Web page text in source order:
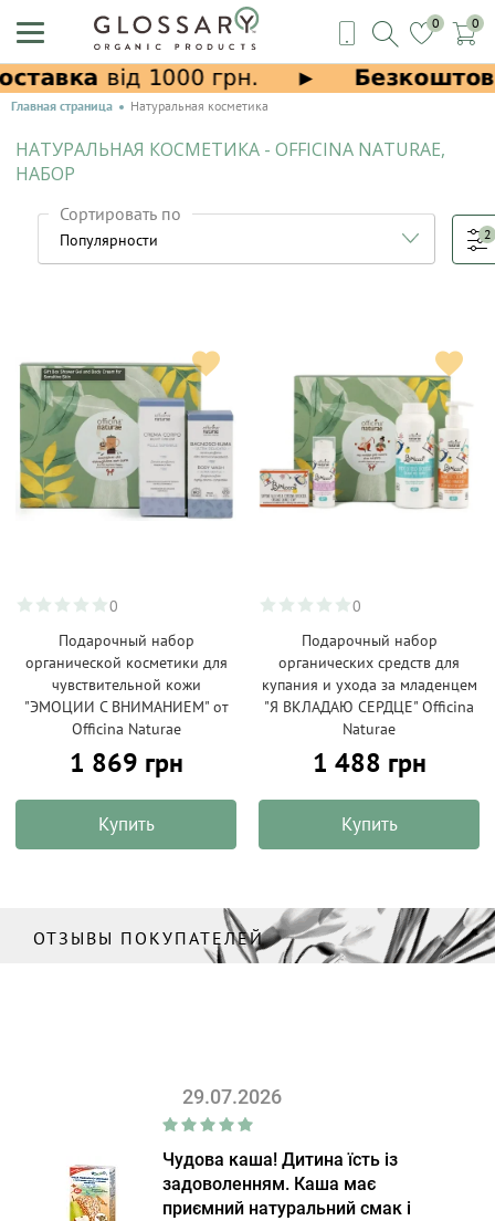
0 0
Главная страница Натуральная косметика
НАТУРАЛЬНАЯ КОСМЕТИКА - OFFICINA NATURAE,
НАБОР
Сортировать по
2
0
Подарочный набор
органической косметики для
чувствительной кожи
"ЭМОЦИИ С ВНИМАНИЕМ" от
Officina Naturae
1 869 грн
Купить
0
Подарочный набор
органических средств для
купания и ухода за младенцем
"Я ВКЛАДАЮ СЕРДЦЕ" Officina
Naturae
1 488 грн
Купить
ОТЗЫВЫ ПОКУПАТЕЛЕЙ
29.07.2026
Чудова каша! Дитина їсть із
задоволенням. Каша має
приємний натуральний смак і